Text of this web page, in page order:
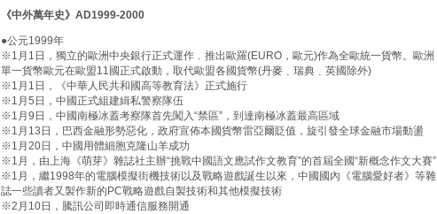
《中外萬年史》AD1999-2000
●公元1999年
※1月1日，獨立的歐洲中央銀行正式運作﹐推出歐羅(EURO，歐元)作為全歐統一貨幣。歐洲
單一貨幣歐元在歐盟11國正式啟動，取代歐盟各國貨幣(丹麥﹑瑞典﹑英國除外)
※1月1日，《中華人民共和國高等教育法》正式施行
※1月5日，中國正式組建緝私警察隊伍
※1月9日，中國南極冰蓋考察隊首先闖入“禁區”，到達南極冰蓋最高區域
※1月13日，巴西金融形勢惡化，政府宣佈本國貨幣雷亞爾貶值，旋引發全球金融市場動盪
※1月20日，中國用體細胞克隆山羊成功
※1月，由上海《萌芽》雜誌社主辦“挑戰中國語文應試作文教育”的首屆全國“新概念作文大賽”
※1月，繼1998年的電腦模擬街機技術以及戰略遊戲誕生以來，中國國內《電腦愛好者》等雜
誌一些讀者又製作新的PC戰略遊戲自製技術和其他模擬技術
※2月10日，騰訊公司即時通信服務開通